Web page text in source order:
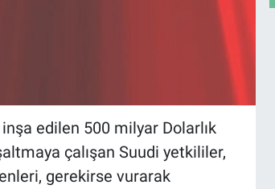
edilen 500 milyar Dolarlık
çalışan Suudi yetkililer,
gerekirse vurarak